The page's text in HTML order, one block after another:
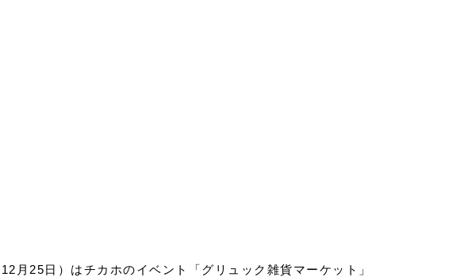
月25日）はチカホのイベント「グリュック雑貨マーケット」